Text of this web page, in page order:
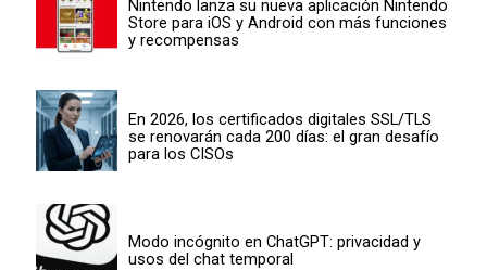
Nintendo lanza su nueva aplicación Nintendo
Store para iOS y Android con más funciones
y recompensas
En 2026, los certificados digitales SSL/TLS
se renovarán cada 200 días: el gran desafío
para los CISOs
Modo incógnito en ChatGPT: privacidad y
usos del chat temporal